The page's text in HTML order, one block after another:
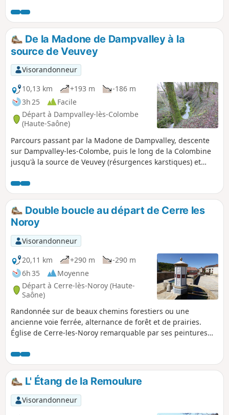
pause et admirez la vue sur la vallée du Breuchin. À côté de
la chapelle se trouve la grotte, dont le plafond est
aujourd’hui effondré, où le moine aimait se retirer pour
prier dans la solitude.
De la Madone de Dampvalley à la
source de Veuvey
Visorandonneur
10,13 km
+193 m
-186 m
3h 25
Facile
Départ à Dampvalley-lès-Colombe
(Haute-Saône)
Parcours passant par la Madone de Dampvalley, descente
sur Dampvalley-les-Colombe, puis le long de la Colombine
jusqu'à la source de Veuvey (résurgences karstiques) et
Double boucle au départ de Cerre les
Noroy
Visorandonneur
20,11 km
+290 m
-290 m
6h 35
Moyenne
Départ à Cerre-lès-Noroy (Haute-
Saône)
Randonnée sur de beaux chemins forestiers ou une
ancienne voie ferrée, alternance de forêt et de prairies.
Église de Cerre-les-Noroy remarquable par ses peintures
au pied de l'église. Plusieurs possibilités de raccourcis
comme le parcours est en 8.
L' Étang de la Remoulure
Visorandonneur